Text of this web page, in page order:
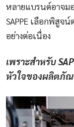
หลายแบรนด์อาจม
SAPPE เลือกพิสูจ
อย่างต่อเนื่อง
เพราะสำหรับ
หัวใจของผลิตภั